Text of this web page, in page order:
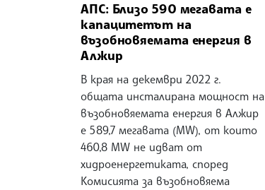
АПС: Близо 590 мегавата е
капацитетът на
възобновяемата енергия в
Алжир
В края на декември 2022 г.
общата инсталирана мощност на
възобновяемата енергия в Алжир
е 589,7 мегавата (MW), от които
460,8 MW не идват от
хидроенергетиката, според
Комисията за възобновяема